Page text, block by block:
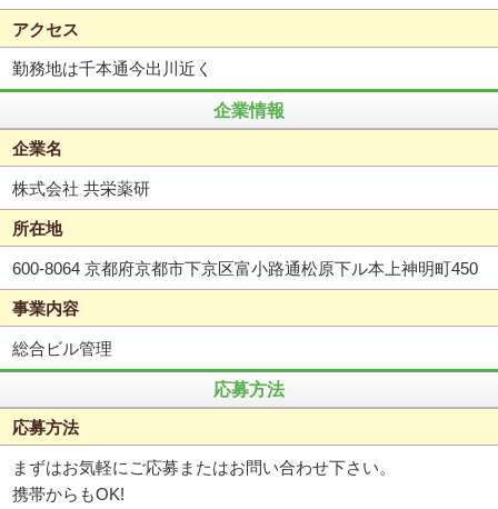
アクセス
勤務地は千本通今出川近く
企業情報
企業名
株式会社 共栄薬研
所在地
600-8064 京都府京都市下京区富小路通松原下ル本上神明町450
事業内容
総合ビル管理
応募方法
応募方法
まずはお気軽にご応募またはお問い合わせ下さい。
携帯からもOK!